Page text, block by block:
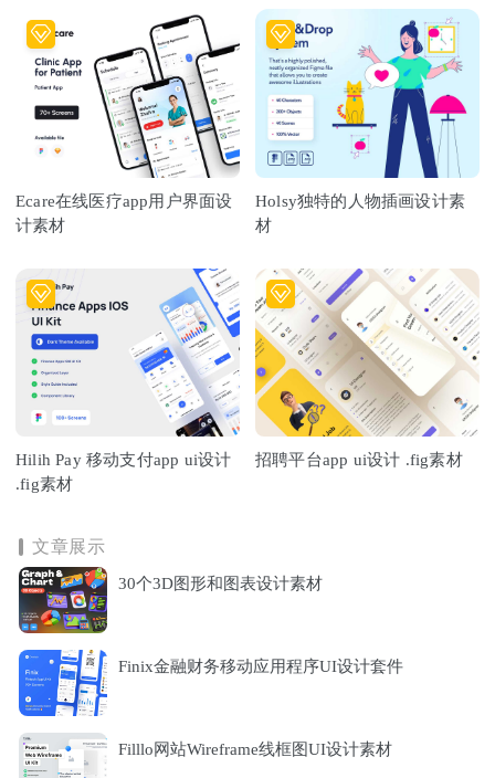
Ecare在线医疗app用户界面设
计素材
Holsy独特的人物插画设计素
材
Hilih Pay 移动支付app ui设计
.fig素材
招聘平台app ui设计 .fig素材
文章展示
30个3D图形和图表设计素材
Finix金融财务移动应用程序UI设计套件
Filllo网站Wireframe线框图UI设计素材